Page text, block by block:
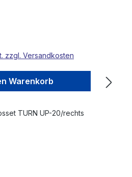
zzgl. Versandkosten
Warenkorb